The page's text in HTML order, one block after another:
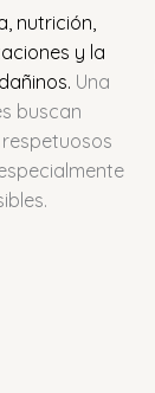
nutrición,
y la
Una
buscan